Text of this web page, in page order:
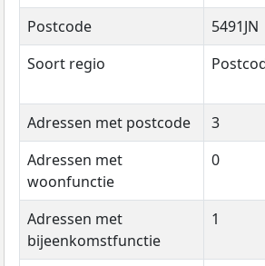
Postcode
5491JN
Soort regio
Adressen met postcode
3
Adressen met
woonfunctie
0
Adressen met
bijeenkomstfunctie
1